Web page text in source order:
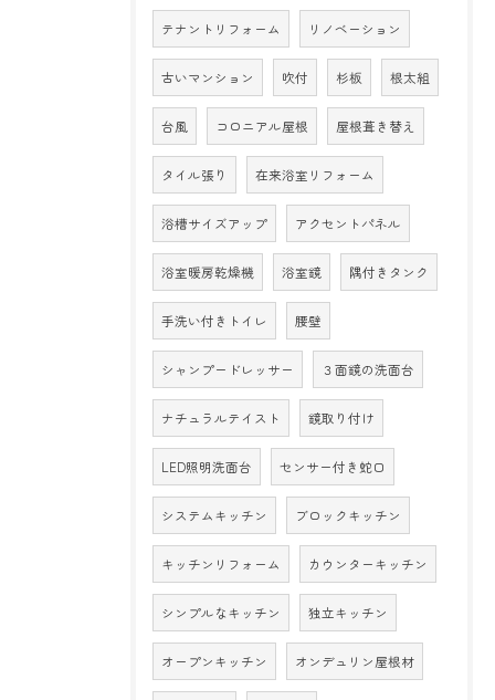
テナントリフォーム リノベーション
古いマンション 吹付 杉板 根太組
台風 コロニアル屋根 屋根葺き替え
タイル張り 在来浴室リフォーム
浴槽サイズアップ アクセントパネル
浴室暖房乾燥機 浴室鏡 隅付きタンク
手洗い付きトイレ 腰壁
シャンプードレッサー ３面鏡の洗面台
ナチュラルテイスト 鏡取り付け
LED照明洗面台 センサー付き蛇口
システムキッチン ブロックキッチン
キッチンリフォーム カウンターキッチン
シンプルなキッチン 独立キッチン
オープンキッチン オンデュリン屋根材